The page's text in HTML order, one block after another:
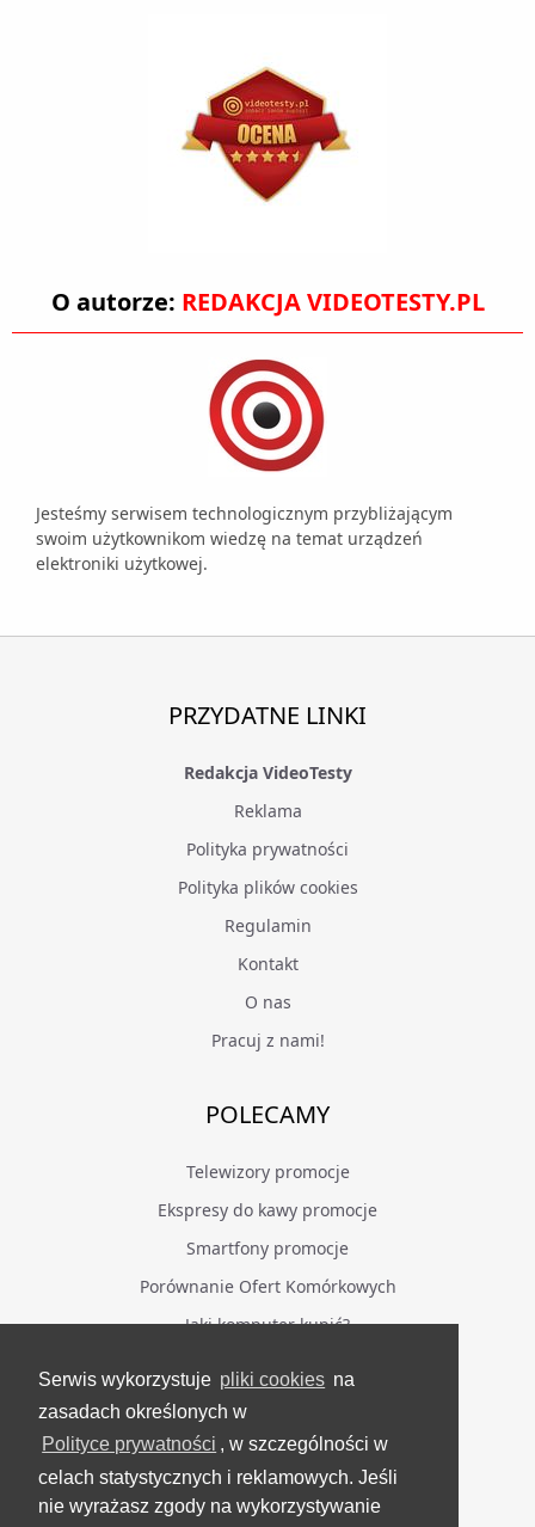
Serwis wykorzystuje pliki cookies na
zasadach określonych w
Polityce prywatności , w szczególności w
celach statystycznych i reklamowych. Jeśli
nie wyrażasz zgody na wykorzystywanie
O autorze: REDAKCJA VIDEOTESTY.PL
Jesteśmy serwisem technologicznym przybliżającym
swoim użytkownikom wiedzę na temat urządzeń
elektroniki użytkowej.
PRZYDATNE LINKI
Redakcja VideoTesty
Reklama
Polityka prywatności
Polityka plików cookies
Regulamin
Kontakt
O nas
Pracuj z nami!
POLECAMY
Telewizory promocje
Ekspresy do kawy promocje
Smartfony promocje
Porównanie Ofert Komórkowych
Jaki komputer kupić?
BĄDŹ NA BIEŻĄCO
Facebook
Grupa Testerzy Videotestów